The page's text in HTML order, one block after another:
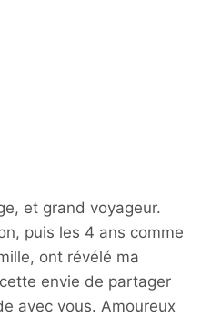
et grand voyageur.
puis les 4 ans comme
ont révélé ma
envie de partager
avec vous. Amoureux